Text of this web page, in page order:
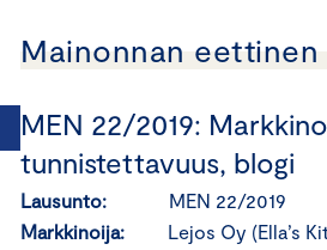
Mainonnan eettinen
MEN 22/2019:
tunnistettavuus, blogi
Lausunto: MEN 22/2019
Markkinoija: Lejos Oy (Ella’s